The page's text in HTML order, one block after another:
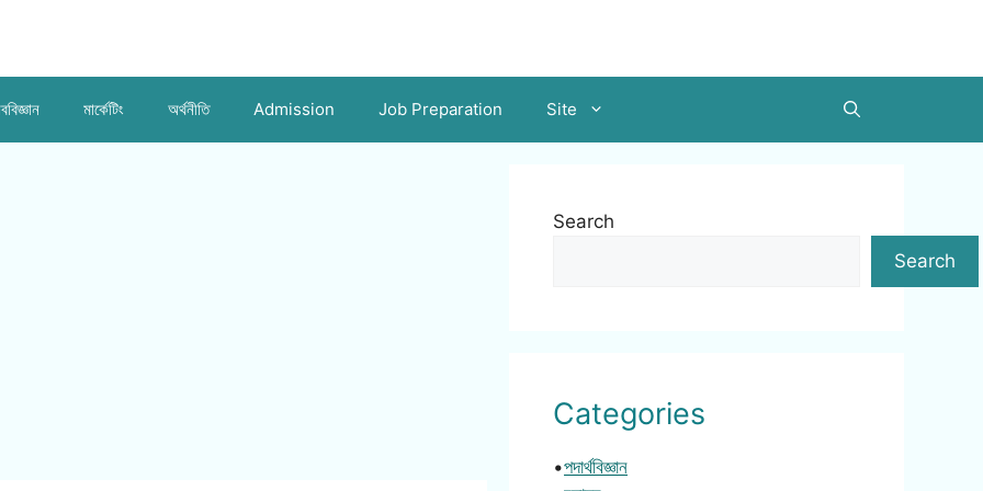
মার্কেটিং অর্থনীতি Admission Job Preparation Site
Search
Search
Categories
•পদার্থবিজ্ঞান